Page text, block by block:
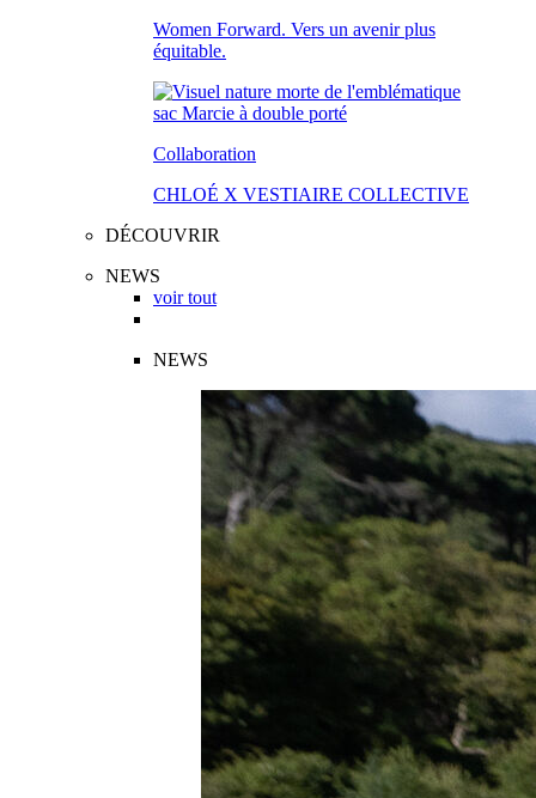
Women Forward. Vers un avenir plus
équitable.
Collaboration
CHLOÉ X VESTIAIRE COLLECTIVE
DÉCOUVRIR
NEWS
voir tout
NEWS